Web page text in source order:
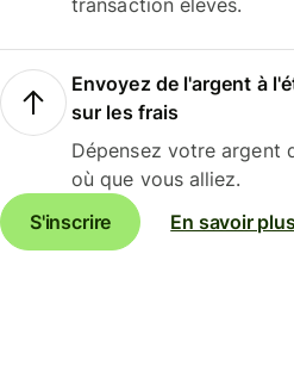
transaction élevés.
Envoyez de l'argent à
sur les frais
Dépensez votre argent
où que vous alliez.
S'inscrire
En savoir